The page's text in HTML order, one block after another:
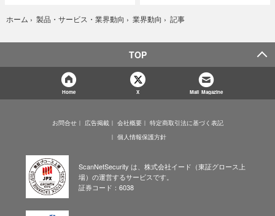
ホーム › 製品・サービス・業界動向 › 業界動向 › 記事
TOP
Home X Mail Magazine
お問合せ 広告掲載 会社概要
特定商取引法に基づく表記
個人情報保護方針
ScanNetSecurity は、株式会社イード（東証グロース上
場）の運営するサービスです。
証券コード：6038